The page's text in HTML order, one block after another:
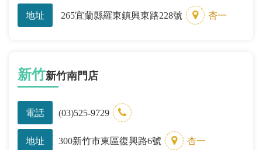
地址 265宜蘭縣羅東鎮興東路228號 杏一
新竹新竹南門店
電話 (03)525-9729
地址 300新竹市東區復興路6號 杏一